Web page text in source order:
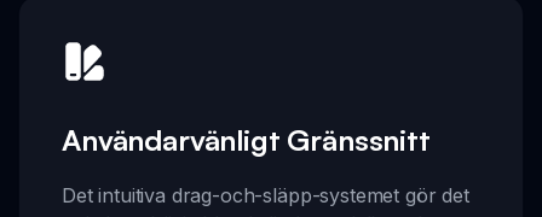
Användarvänligt Gränssnitt
Det intuitiva drag-och-släpp-systemet gör det